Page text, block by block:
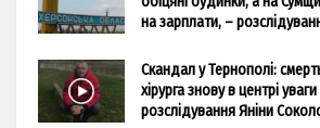
на зарплати, –
Скандал у Тернополі:
хірурга знову в центрі уваги
розслідування Яніни